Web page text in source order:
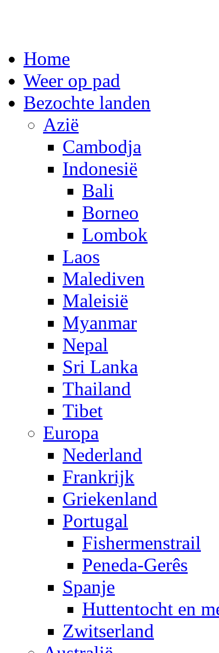
naar
inhoudHome
Weer op pad
Bezochte landen
Azië
Cambodja
Indonesië
Bali
Borneo
Lombok
Laos
Malediven
Maleisië
Myanmar
Nepal
Sri Lanka
Thailand
Tibet
Europa
Nederland
Frankrijk
Griekenland
Portugal
Fishermenstrail
Peneda-Gerês
Spanje
Huttentocht en
Zwitserland